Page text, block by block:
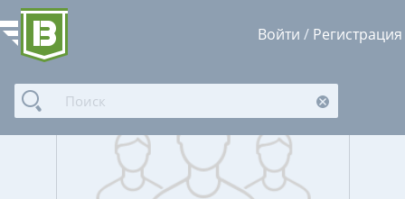
Войти / Регистрация